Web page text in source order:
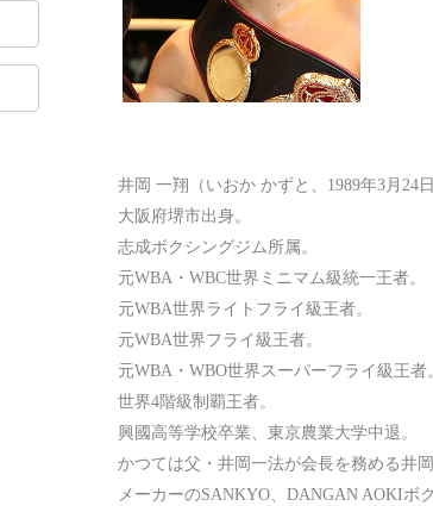
井岡 一翔（いおか かずと、1989年3月24
大阪府堺市出身。
志成ボクシングジム所属。
元WBA・WBC世界ミニマム級統一王者。
元WBA世界ライトフライ級王者。
元WBA世界フライ級王者。
元WBA・WBO世界スーパーフライ級王者
世界4階級制覇王者。
興國高等学校卒業、東京農業大学中退。
かつては父・井岡一法が会長を務める井
メーカーのSANKYO、DANGAN AOKIボ